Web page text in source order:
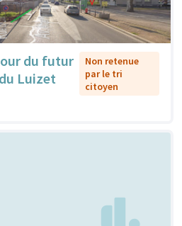
du futur
Luizet
Non retenue
par le tri
citoyen